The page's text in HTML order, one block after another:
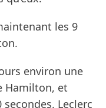
les 9
environ une
Hamilton, et
Leclerc